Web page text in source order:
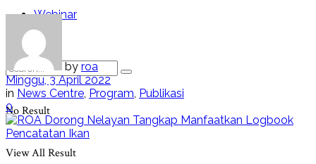
Webinar
No Result
View All Result
by roa
Minggu, 3 April 2022
in News Centre, Program, Publikasi
0